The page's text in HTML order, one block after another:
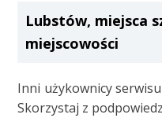
Lubstów, miejsca
miejscowości
Inni użykownicy
Skorzystaj z